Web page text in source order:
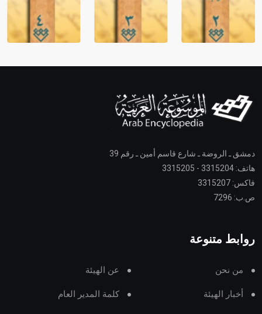
دمشق ـ الروضة ـ شارع قاسم أمين ـ رقم 39
هاتف: 3315204 - 3315205
فاكس: 3315207
ص.ب: 7296
روابط متنوعة
من نحن عن الهيئة
أخبار الهيئة كلمة المدير العام